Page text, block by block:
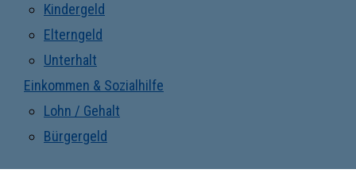
Kindergeld
Elterngeld
Unterhalt
Einkommen & Sozialhilfe
Lohn / Gehalt
Bürgergeld